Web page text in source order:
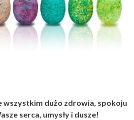
wszystkim dużo zdrowia, spokoju
serca, umysły i dusze!